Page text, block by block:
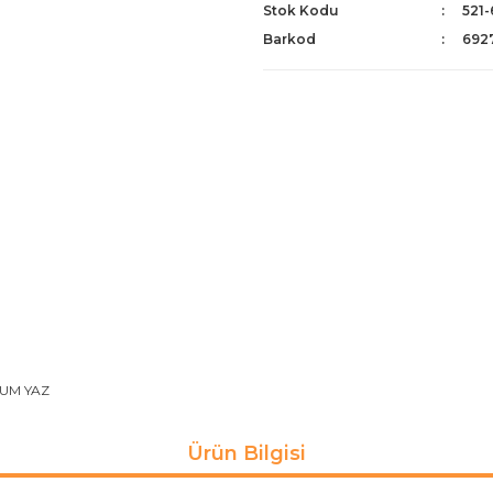
YAZ
Stok Kodu
Barkod
Ürün Bilgisi